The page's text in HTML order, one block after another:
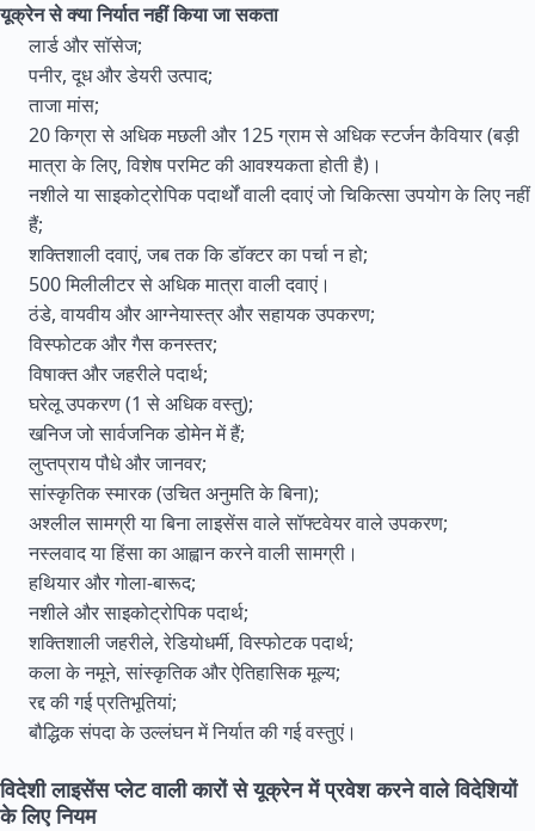
यूक्रेन से क्या निर्यात नहीं किया जा सकता
लार्ड और सॉसेज;
पनीर, दूध और डेयरी उत्पाद;
ताजा मांस;
20 किग्रा से अधिक मछली और 125 ग्राम से अधिक स्टर्जन कैवियार (बड़ी
मात्रा के लिए, विशेष परमिट की आवश्यकता होती है)।
नशीले या साइकोट्रोपिक पदार्थों वाली दवाएं जो चिकित्सा उपयोग के लिए नहीं
हैं;
शक्तिशाली दवाएं, जब तक कि डॉक्टर का पर्चा न हो;
500 मिलीलीटर से अधिक मात्रा वाली दवाएं।
ठंडे, वायवीय और आग्नेयास्त्र और सहायक उपकरण;
विस्फोटक और गैस कनस्तर;
विषाक्त और जहरीले पदार्थ;
घरेलू उपकरण (1 से अधिक वस्तु);
खनिज जो सार्वजनिक डोमेन में हैं;
लुप्तप्राय पौधे और जानवर;
सांस्कृतिक स्मारक (उचित अनुमति के बिना);
अश्लील सामग्री या बिना लाइसेंस वाले सॉफ्टवेयर वाले उपकरण;
नस्लवाद या हिंसा का आह्वान करने वाली सामग्री।
हथियार और गोला-बारूद;
नशीले और साइकोट्रोपिक पदार्थ;
शक्तिशाली जहरीले, रेडियोधर्मी, विस्फोटक पदार्थ;
कला के नमूने, सांस्कृतिक और ऐतिहासिक मूल्य;
रद्द की गई प्रतिभूतियां;
बौद्धिक संपदा के उल्लंघन में निर्यात की गई वस्तुएं।
विदेशी लाइसेंस प्लेट वाली कारों से यूक्रेन में प्रवेश करने वाले विदेशियों
के लिए नियम